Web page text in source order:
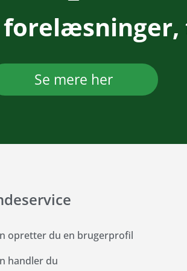
Se mere her
opretter du en brugerprofil
handler du